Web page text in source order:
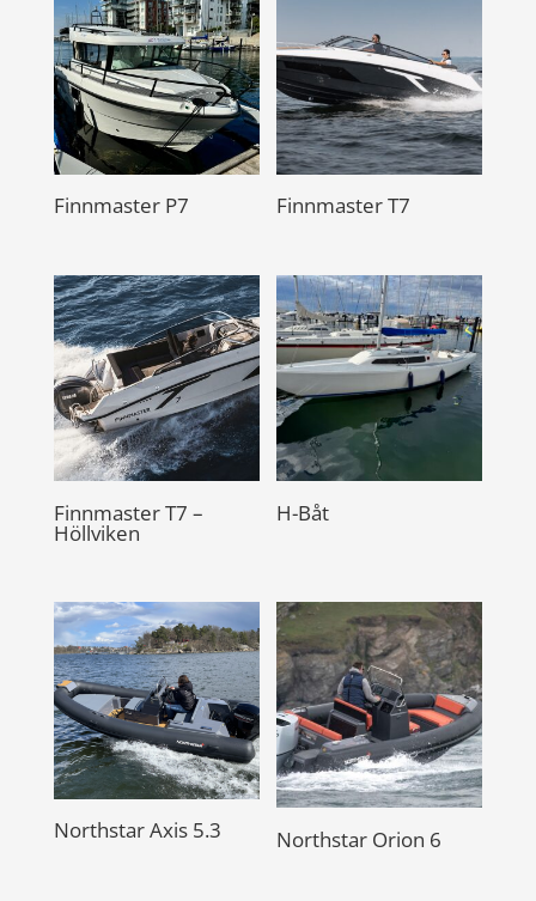
Finnmaster P7 Finnmaster T7
Finnmaster T7 –
Höllviken
H-Båt
Northstar Axis 5.3 Northstar Orion 6